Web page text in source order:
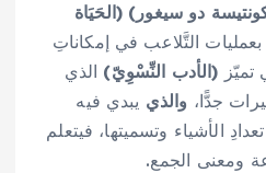
دو سيغور) (الحَيَاة
التَّلاعب في إمكاناتِ
تميّز (الأدب النِّسْوِيّ) الذي
جدًّا، والذي يبدي فيه
الأشياء وتسميتها، فيتعلم
ومعنى الجمع.